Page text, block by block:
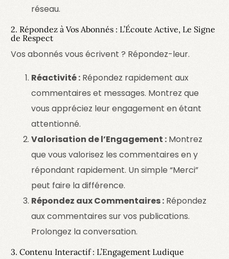
réseau.
2. Répondez à Vos Abonnés : L’Écoute Active, Le Signe
de Respect
Vos abonnés vous écrivent ? Répondez-leur.
Réactivité : Répondez rapidement aux
commentaires et messages. Montrez que
vous appréciez leur engagement en étant
attentionné.
Valorisation de l’Engagement : Montrez
que vous valorisez les commentaires en y
répondant rapidement. Un simple “Merci”
peut faire la différence.
Répondez aux Commentaires : Répondez
aux commentaires sur vos publications.
Prolongez la conversation.
3. Contenu Interactif : L’Engagement Ludique